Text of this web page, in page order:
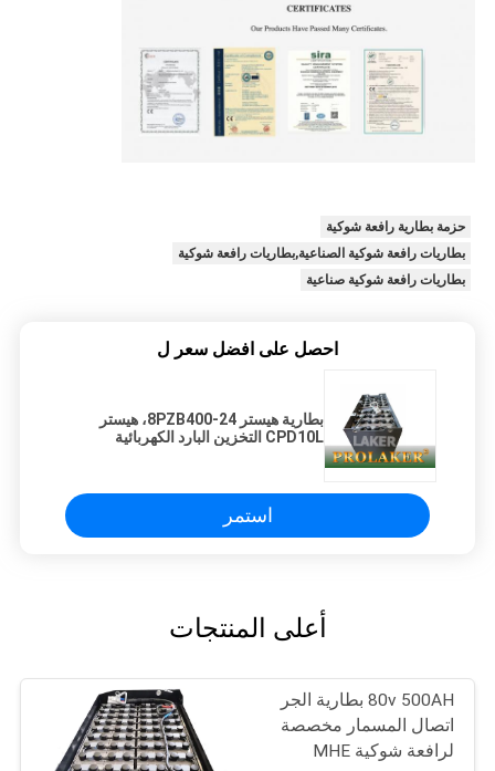
حزمة بطارية رافعة شوكية
بطاريات رافعة شوكية الصناعية,بطاريات رافعة شوكية
بطاريات رافعة شوكية صناعية
احصل على افضل سعر ل
بطارية هيستر 24-8PZB400، هيستر
CPD10L التخزين البارد الكهربائية
استمر
أعلى المنتجات
80v 500AH بطارية الجر
اتصال المسمار مخصصة
لرافعة شوكية MHE